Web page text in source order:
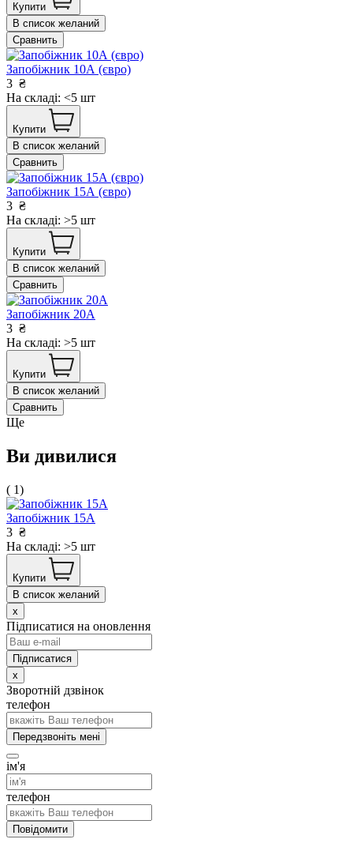
Купити
В список желаний
Сравнить
Запобіжник 10А (євро)
3 ₴
На складі: <5 шт
Купити
В список желаний
Сравнить
Запобіжник 15А (євро)
3 ₴
На складі: >5 шт
Купити
В список желаний
Сравнить
Запобіжник 20А
3 ₴
На складі: >5 шт
Купити
В список желаний
Сравнить
Ще
Ви дивилися
( 1)
Запобіжник 15А
3 ₴
На складі: >5 шт
Купити
В список желаний
x
Підписатися на оновлення
x
Зворотній дзвінок
телефон
Передзвоніть мені
ім'я
телефон
Повідомити